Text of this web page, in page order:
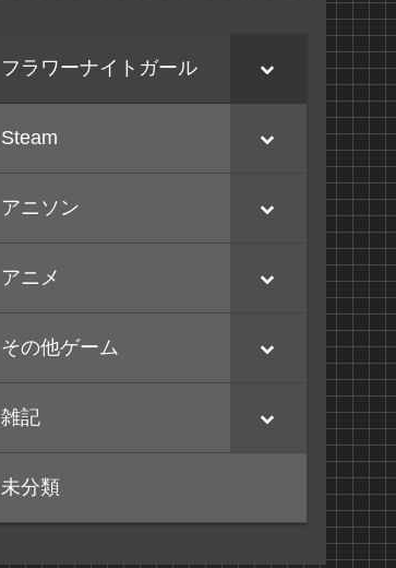
フラワーナイトガール
Steam
アニソン
アニメ
その他ゲーム
雑記
未分類